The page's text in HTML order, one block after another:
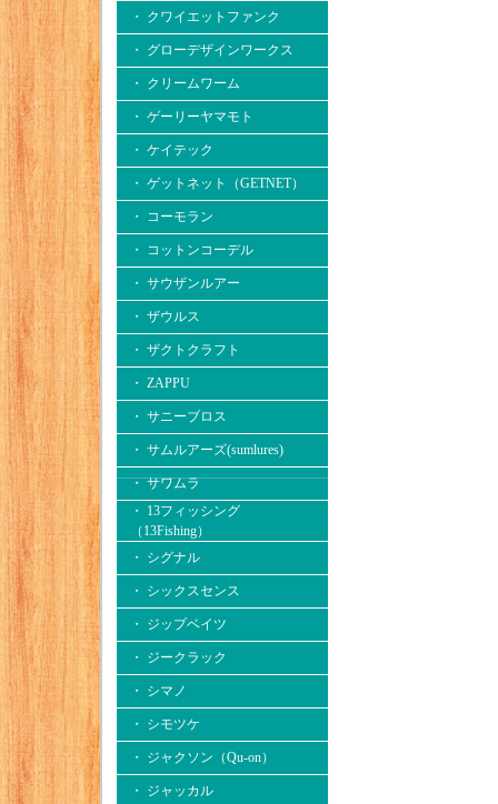
・ クワイエットファンク
・ グローデザインワークス
・ クリームワーム
・ ゲーリーヤマモト
・ ケイテック
・ ゲットネット（GETNET）
・ コーモラン
・ コットンコーデル
・ サウザンルアー
・ ザウルス
・ ザクトクラフト
・ ZAPPU
・ サニーブロス
・ サムルアーズ(sumlures)
・ サワムラ
・ 13フィッシング
（13Fishing）
・ シグナル
・ シックスセンス
・ ジップベイツ
・ ジークラック
・ シマノ
・ シモツケ
・ ジャクソン（Qu-on）
・ ジャッカル